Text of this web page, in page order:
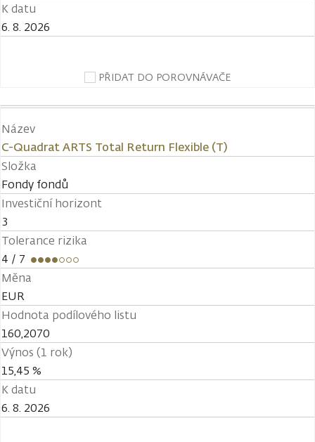
K datu
6. 8. 2026
PŘIDAT DO POROVNÁVAČE
Název
C-Quadrat ARTS Total Return Flexible (T)
Složka
Fondy fondů
Investiční horizont
3
Tolerance rizika
4 / 7
Měna
EUR
Hodnota podílového listu
160,2070
Výnos (1 rok)
15,45 %
K datu
6. 8. 2026